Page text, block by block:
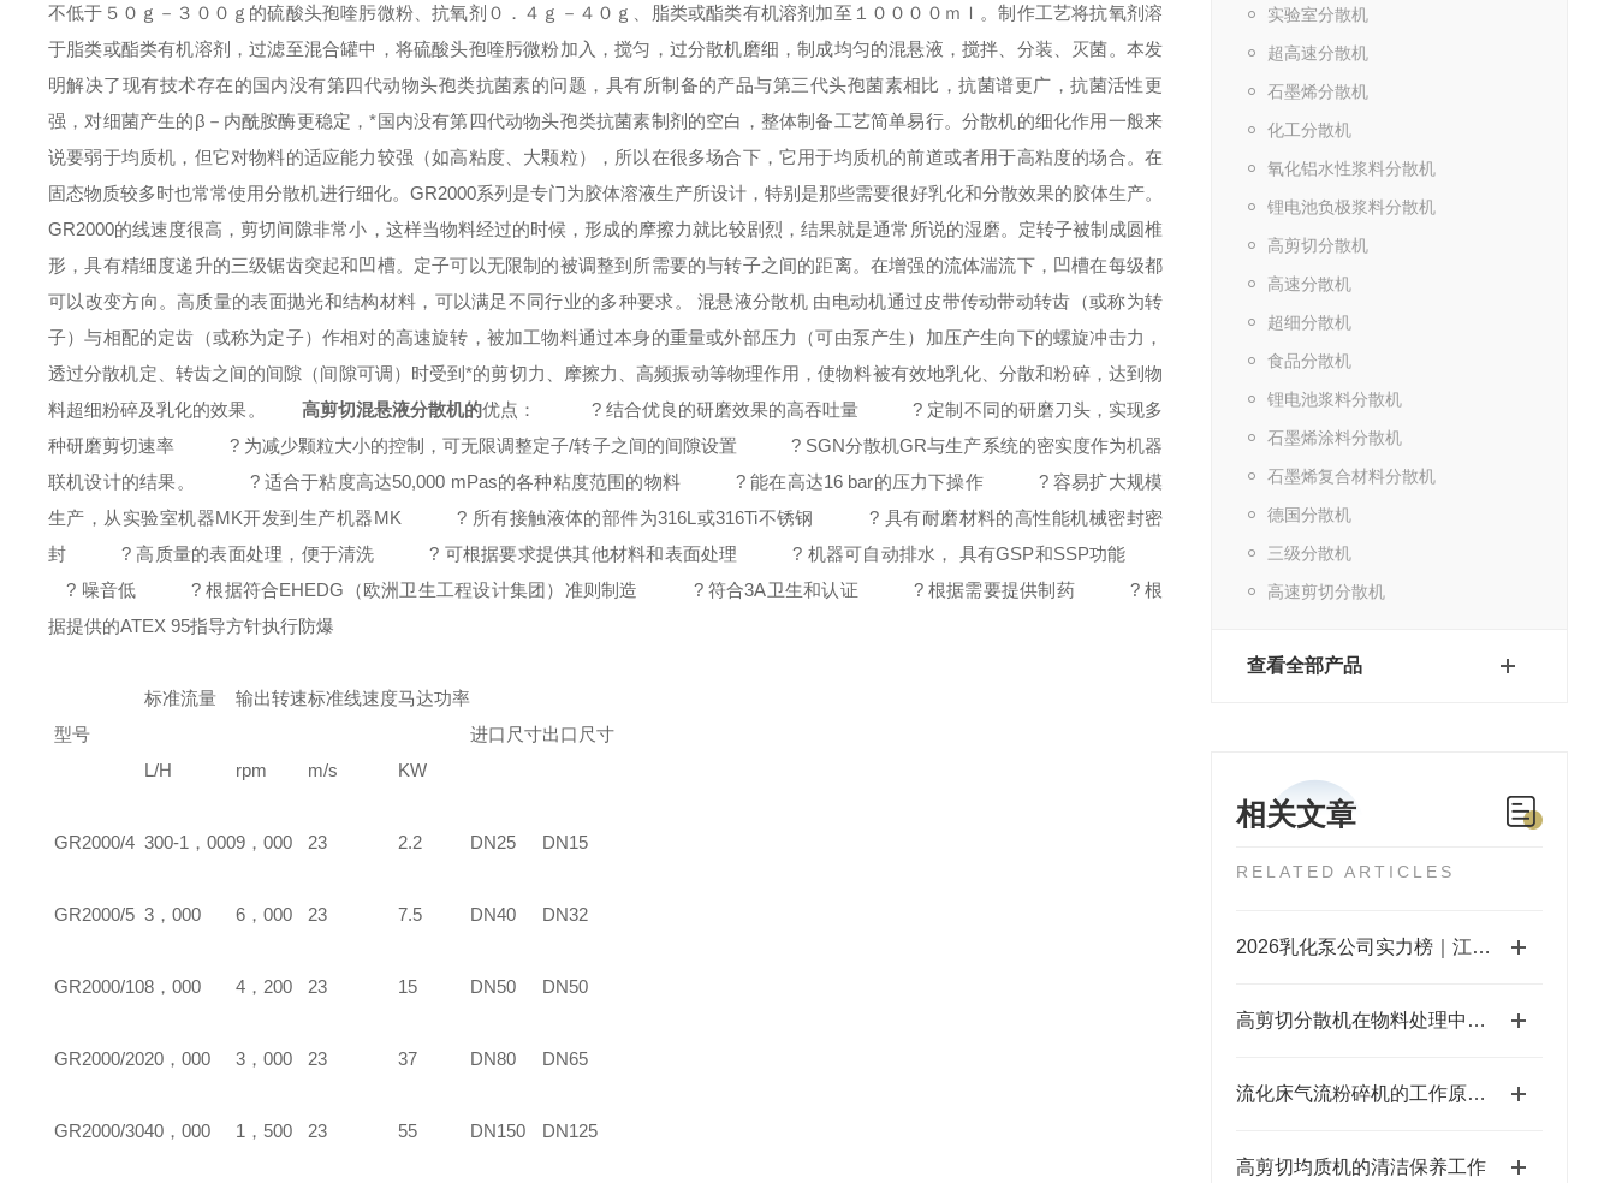
实验室分散机
超高速分散机
石墨烯分散机
化工分散机
氧化铝水性浆料分散机
锂电池负极浆料分散机
高剪切分散机
高速分散机
超细分散机
食品分散机
锂电池浆料分散机
石墨烯涂料分散机
石墨烯复合材料分散机
德国分散机
三级分散机
高速剪切分散机
查看全部产品
相关文章
RELATED ARTICLES
2026乳化泵公司实力榜｜江苏思峻凭三级乳化头技术脱颖而出（附FAQ常见问题解答）
高剪切分散机在物料处理中的工艺优化与应用
流化床气流粉碎机的工作原理及特点
高剪切均质机的清洁保养工作
不低于５０ｇ－３００ｇ的硫酸头孢喹肟微粉、抗氧剂０．４ｇ－４０ｇ、脂类或酯类有机溶剂加至１００００ｍｌ。制作工艺将抗氧剂溶
于脂类或酯类有机溶剂，过滤至混合罐中，将硫酸头孢喹肟微粉加入，搅匀，过分散机磨细，制成均匀的混悬液，搅拌、分装、灭菌。本发
明解决了现有技术存在的国内没有第四代动物头孢类抗菌素的问题，具有所制备的产品与第三代头孢菌素相比，抗菌谱更广，抗菌活性更
强，对细菌产生的β－内酰胺酶更稳定，*国内没有第四代动物头孢类抗菌素制剂的空白，整体制备工艺简单易行。 分散机的细化作用一般来
说要弱于均质机，但它对物料的适应能力较强（如高粘度、大颗粒），所以在很多场合下，它用于均质机的前道或者用于高粘度的场合。在
固态物质较多时也常常使用分散机进行细化。 GR2000系列是专门为胶体溶液生产所设计，特别是那些需要很好乳化和分散效果的胶体生产。
GR2000的线速度很高，剪切间隙非常小，这样当物料经过的时候，形成的摩擦力就比较剧烈，结果就是通常所说的湿磨。定转子被制成圆椎
形，具有精细度递升的三级锯齿突起和凹槽。定子可以无限制的被调整到所需要的与转子之间的距离。在增强的流体湍流下，凹槽在每级都
可以改变方向。高质量的表面抛光和结构材料，可以满足不同行业的多种要求。混悬液分散机 由电动机通过皮带传动带动转齿（或称为转
子）与相配的定齿（或称为定子）作相对的高速旋转，被加工物料通过本身的重量或外部压力（可由泵产生）加压产生向下的螺旋冲击力，
透过分散机定、转齿之间的间隙（间隙可调）时受到*的剪切力、摩擦力、高频振动等物理作用，使物料被有效地乳化、分散和粉碎，达到物
料超细粉碎及乳化的效果。
高剪切混悬液分散机的优点： ? 结合优良的研磨效果的高吞吐量 ? 定制不同的研磨刀头，实现多
种研磨剪切速率 ? 为减少颗粒大小的控制，可无限调整定子/转子之间的间隙设置 ? SGN分散机GR与生产系统的密实度作为机器
联机设计的结果。
? 适合于粘度高达50,000 mPas的各种粘度范围的物料 ? 能在高达16 bar的压力下操作? 容易扩大规模
生产，从实验室机器MK开发到生产机器MK ? 所有接触液体的部件为316L或316Ti不锈钢
? 具有耐磨材料的高性能机械密封密
封 ? 高质量的表面处理，便于清洗 ? 可根据要求提供其他材料和表面处理 ? 机器可自动排水， 具有GSP和SSP功能
? 噪音低 ? 根据符合EHEDG（欧洲卫生工程设计集团）准则制造 ? 符合3A卫生和认证 ? 根据需要提供制药? 根
据提供的ATEX 95指导方针执行防爆
型号
标准流量
L/H
输出转速
rpm
标准线速度
m/s
马达功率
KW
进口尺寸出口尺寸
GR2000/4 300-1，0009，000 23 2.2 DN25 DN15
GR2000/5 3，000 6，000 23 7.5 DN40 DN32
GR2000/108，000 4，200 23 15 DN50 DN50
GR2000/2020，000 3，000 23 37 DN80 DN65
GR2000/3040，000 1，500 23 55 DN150 DN125